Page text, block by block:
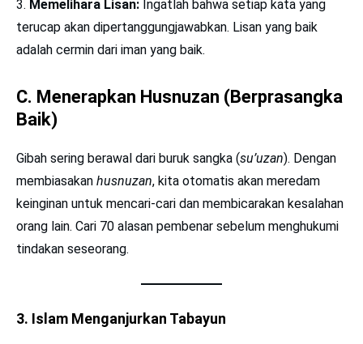
Memelihara Lisan: Ingatlah bahwa setiap kata yang
terucap akan dipertanggungjawabkan. Lisan yang baik
adalah cermin dari iman yang baik.
C. Menerapkan Husnuzan (Berprasangka
Baik)
Gibah sering berawal dari buruk sangka (su’uzan). Dengan
membiasakan husnuzan, kita otomatis akan meredam
keinginan untuk mencari-cari dan membicarakan kesalahan
orang lain. Cari 70 alasan pembenar sebelum menghukumi
tindakan seseorang.
3. Islam Menganjurkan Tabayun